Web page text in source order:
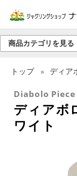
商品カテゴリを見る
トップ ディア
Diabolo
ディアボ
ワイト